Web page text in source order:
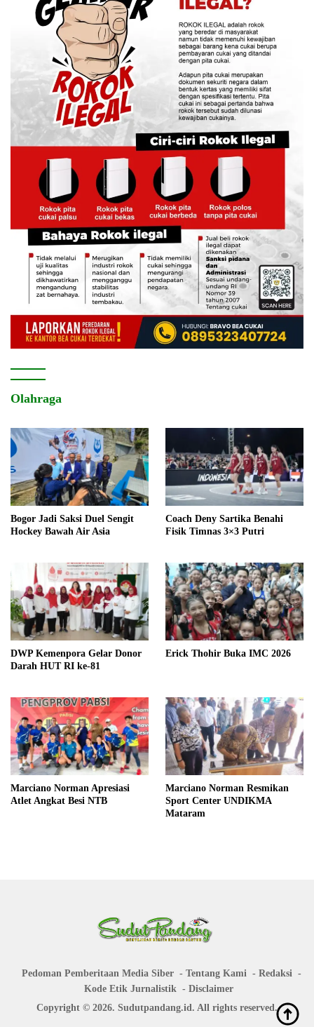
Olahraga
Bogor Jadi Saksi Duel Sengit
Hockey Bawah Air Asia
Coach Deny Sartika Benahi
Fisik Timnas 3×3 Putri
DWP Kemenpora Gelar Donor
Darah HUT RI ke-81
Erick Thohir Buka IMC 2026
Marciano Norman Apresiasi
Atlet Angkat Besi NTB
Marciano Norman Resmikan
Sport Center UNDIKMA
Mataram
Pedoman Pemberitaan Media Siber Tentang Kami
Redaksi
Kode Etik Jurnalistik
Disclaimer
Copyright © 2026. Sudutpandang.id. All rights reserved.